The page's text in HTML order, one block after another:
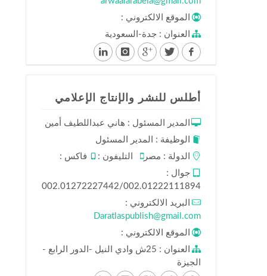
الموقع الالكتروني :
العنوان : جدة-السعودية
أطلس للنشر والإنتاج الإعلامي
المدير المسئول : هاني عبداللطيف أمين
الوظيفة : المدير المسئول
الدولة : مصر
التليفون :
فاكس :
جوال :
002.01272227442/002.01222111894
البريد الالكتروني :
Daratlaspublish@gmail.com
الموقع الالكتروني :
العنوان : 25ش وادي النيل -الدور الرابع -
الجيزة